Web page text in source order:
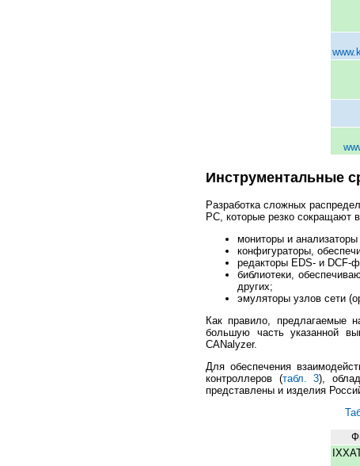
Инструментальные
Разработка сложных
PC, которые резко сокращают
мониторы и
конфигураторы,
редакторы EDS- и DCF-
библиотеки,
других;
эмуляторы узлов сети
Как правило, предлагаемые
большую часть указанной
CANalyzer.
Для обеспечения
контроллеров (табл. 3),
представлены и изделия